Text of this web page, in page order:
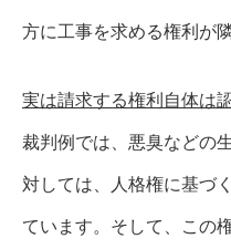
方に工事を求める権利が
実は請求する権利自体は
裁判例では、悪臭などの
対しては、人格権に基づ
ています。そして、この